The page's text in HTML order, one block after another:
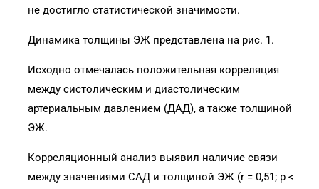
не достигло статистической значимости.
Динамика толщины ЭЖ представлена на рис. 1.
Исходно отмечалась положительная корреляция
между систолическим и диастолическим
артериальным давлением (ДАД), а также толщиной
ЭЖ.
Корреляционный анализ выявил наличие связи
между значениями САД и толщиной ЭЖ (r = 0,51; р <